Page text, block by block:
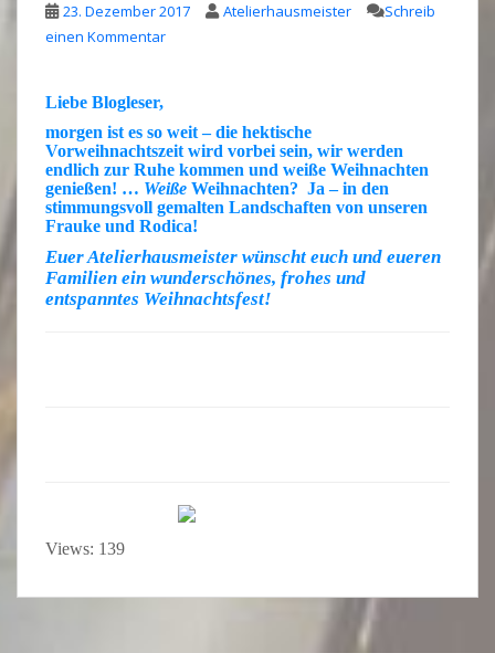
23. Dezember 2017 Atelierhausmeister
Schreib
einen Kommentar
Liebe Blogleser,
morgen ist es so weit – die hektische
Vorweihnachtszeit wird vorbei sein, wir werden
endlich zur Ruhe kommen und weiße Weihnachten
genießen! … Weiße Weihnachten? Ja – in den
stimmungsvoll gemalten Landschaften von unseren
Frauke und Rodica!
Euer Atelierhausmeister wünscht euch und eueren
Familien ein wunderschönes, frohes und
entspanntes Weihnachtsfest!
Views: 139